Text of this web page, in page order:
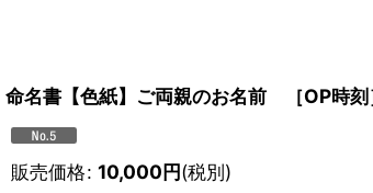
命名書【色紙】ご両親のお名前 ［OP時
販売価格: 10,000円(税別)